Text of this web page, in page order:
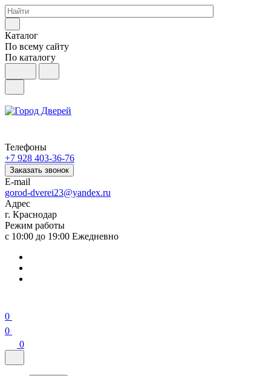
Каталог
По всему сайту
По каталогу
Телефоны
+7 928 403-36-76
Заказать звонок
E-mail
gorod-dverei23@yandex.ru
Адрес
г. Краснодар
Режим работы
с 10:00 до 19:00 Ежедневно
0
0
0